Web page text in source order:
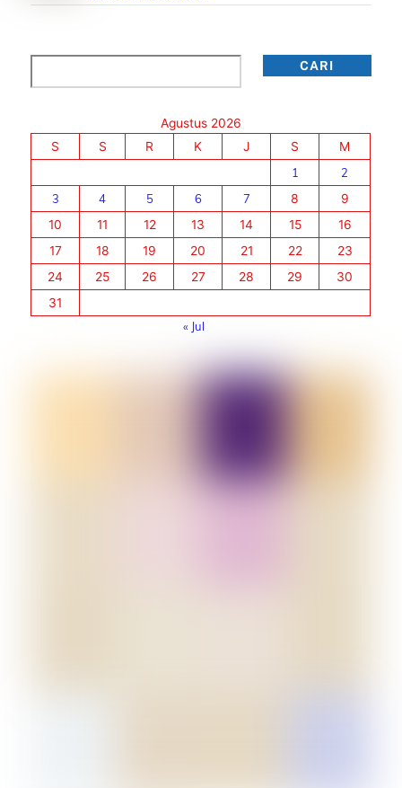
CARI
Agustus 2026
S
S R K J S
M
1
2
3
4 5 6 7 8
9
10
11 12 13 14 15
16
17
18 19 20 21 22
23
24
25 26 27 28 29
30
31
« Jul